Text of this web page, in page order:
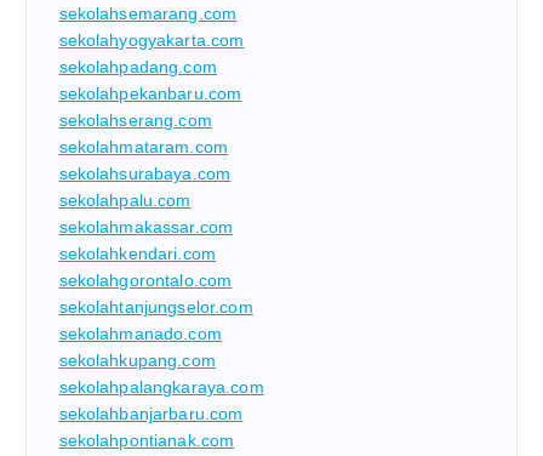
sekolahsemarang.com
sekolahyogyakarta.com
sekolahpadang.com
sekolahpekanbaru.com
sekolahserang.com
sekolahmataram.com
sekolahsurabaya.com
sekolahpalu.com
sekolahmakassar.com
sekolahkendari.com
sekolahgorontalo.com
sekolahtanjungselor.com
sekolahmanado.com
sekolahkupang.com
sekolahpalangkaraya.com
sekolahbanjarbaru.com
sekolahpontianak.com